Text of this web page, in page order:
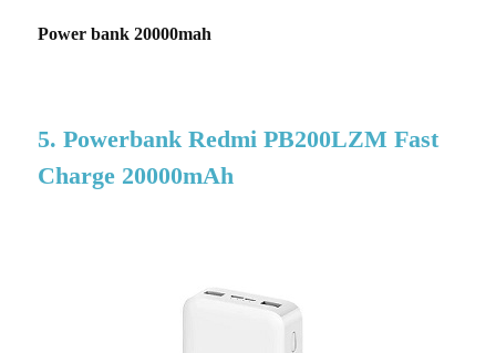
Power bank 20000mah
5. Powerbank Redmi PB200LZM Fast
Charge 20000mAh